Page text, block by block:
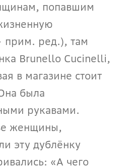
попавшим
прим. ред.), там
Brunello Сucinelli,
в магазине стоит
была
рукавами.
женщины,
эту дублёнку
«А чего